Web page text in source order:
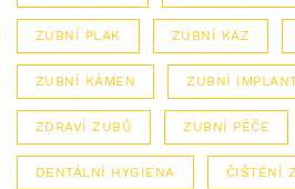
ZUBNÍ PLAK ZUBNÍ KAZ
ZUBNÍ KÁMEN ZUBNÍ
ZDRAVÍ ZUBŮ ZUBNÍ PÉČE
DENTÁLNÍ HYGIENA ČIŠTĚNÍ